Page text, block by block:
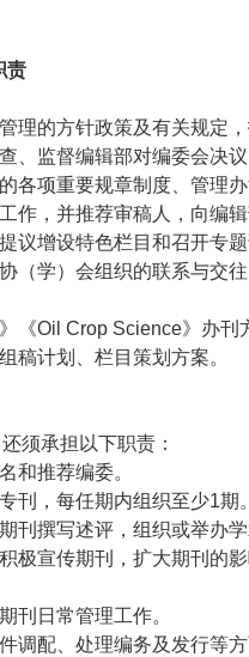
责
理的方针政策及有关规定
、监督编辑部对编委会决
各项重要规章制度、管理
作，并推荐审稿人，向编
议增设特色栏目和召开专题
（学）会组织的联系与交往
《Oil Crop Science》办刊
稿计划、栏目策划方案。
须承担以下职责：
和推荐编委。
刊，每任期内组织至少1期。
刊撰写述评，组织或举办学
极宣传期刊，扩大期刊的影
刊日常管理工作。
调配、处理编务及发行等方